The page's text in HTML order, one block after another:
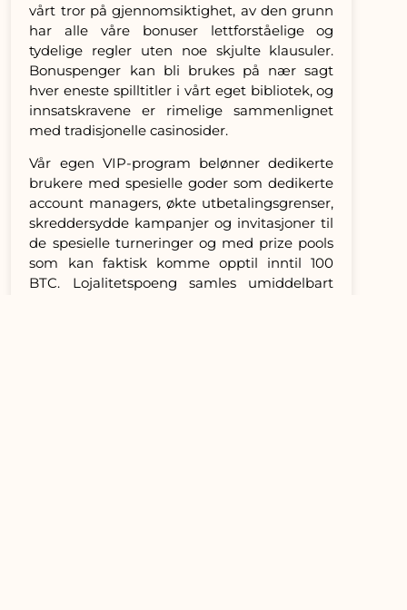
vårt tror på gjennomsiktighet, av den grunn
har alle våre bonuser lettforståelige og
tydelige regler uten noe skjulte klausuler.
Bonuspenger kan bli brukes på nær sagt
hver eneste spilltitler i vårt eget bibliotek, og
innsatskravene er rimelige sammenlignet
med tradisjonelle casinosider.
Vår egen VIP-program belønner dedikerte
brukere med spesielle goder som dedikerte
account managers, økte utbetalingsgrenser,
skreddersydde kampanjer og invitasjoner til
de spesielle turneringer og med prize pools
som kan faktisk komme opptil inntil 100
BTC. Lojalitetspoeng samles umiddelbart